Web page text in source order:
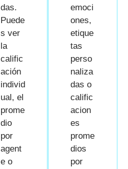
das.
Puede
s ver
la
calific
ación
individ
ual, el
prome
dio
por
agent
e o
emoci
ones,
etique
tas
perso
naliza
das o
calific
acion
es
prome
dios
por